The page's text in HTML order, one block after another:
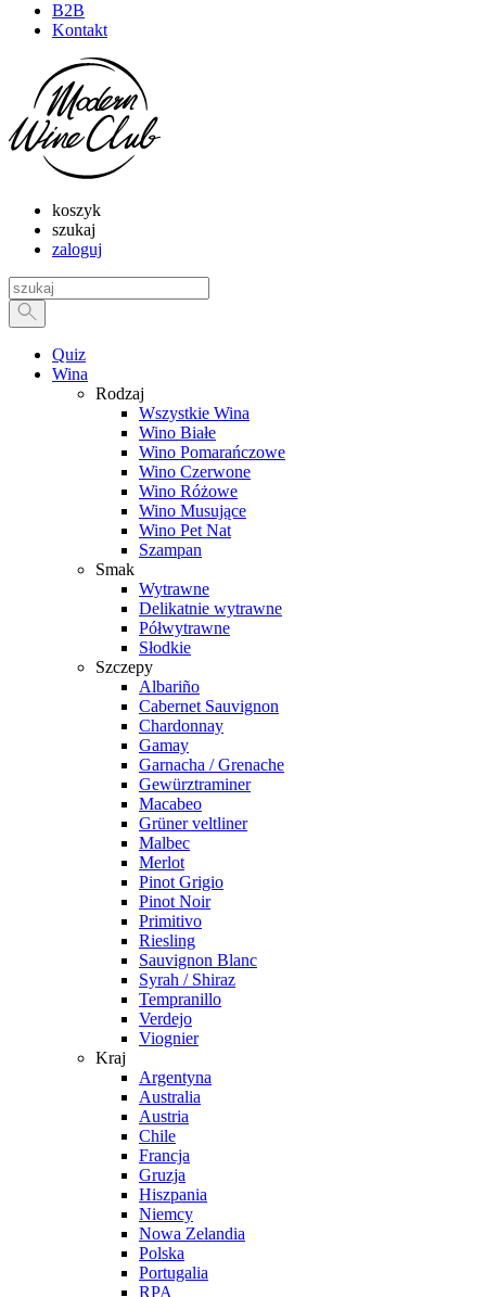
B2B
Kontakt
koszyk
szukaj
zaloguj
Quiz
Wina
Rodzaj
Wszystkie Wina
Wino Białe
Wino Pomarańczowe
Wino Czerwone
Wino Różowe
Wino Musujące
Wino Pet Nat
Szampan
Smak
Wytrawne
Delikatnie wytrawne
Półwytrawne
Słodkie
Szczepy
Albariño
Cabernet Sauvignon
Chardonnay
Gamay
Garnacha / Grenache
Gewürztraminer
Macabeo
Grüner veltliner
Malbec
Merlot
Pinot Grigio
Pinot Noir
Primitivo
Riesling
Sauvignon Blanc
Syrah / Shiraz
Tempranillo
Verdejo
Viognier
Kraj
Argentyna
Australia
Austria
Chile
Francja
Gruzja
Hiszpania
Niemcy
Nowa Zelandia
Polska
Portugalia
RPA